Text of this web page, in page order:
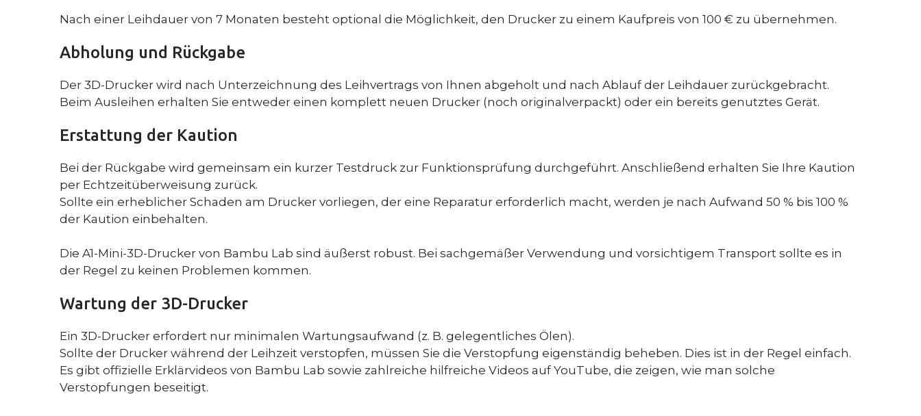
Nach einer Leihdauer von 7 Monaten besteht optional die Möglichkeit, den Drucker zu einem Kaufpreis von 100 € zu übernehmen.
Abholung und Rückgabe
Der 3D-Drucker wird nach Unterzeichnung des Leihvertrags von Ihnen abgeholt und nach Ablauf der Leihdauer zurückgebracht.
Beim Ausleihen erhalten Sie entweder einen komplett neuen Drucker (noch originalverpackt) oder ein bereits genutztes Gerät.
Erstattung der Kaution
Bei der Rückgabe wird gemeinsam ein kurzer Testdruck zur Funktionsprüfung durchgeführt. Anschließend erhalten Sie Ihre Kaution
per Echtzeitüberweisung zurück.
Sollte ein erheblicher Schaden am Drucker vorliegen, der eine Reparatur erforderlich macht, werden je nach Aufwand 50 % bis 100 %
der Kaution einbehalten.
Die A1-Mini-3D-Drucker von Bambu Lab sind äußerst robust. Bei sachgemäßer Verwendung und vorsichtigem Transport sollte es in
der Regel zu keinen Problemen kommen.
Wartung der 3D-Drucker
Ein 3D-Drucker erfordert nur minimalen Wartungsaufwand (z. B. gelegentliches Ölen).
Sollte der Drucker während der Leihzeit verstopfen, müssen Sie die Verstopfung eigenständig beheben. Dies ist in der Regel einfach.
Es gibt offizielle Erklärvideos von Bambu Lab sowie zahlreiche hilfreiche Videos auf YouTube, die zeigen, wie man solche
Verstopfungen beseitigt.